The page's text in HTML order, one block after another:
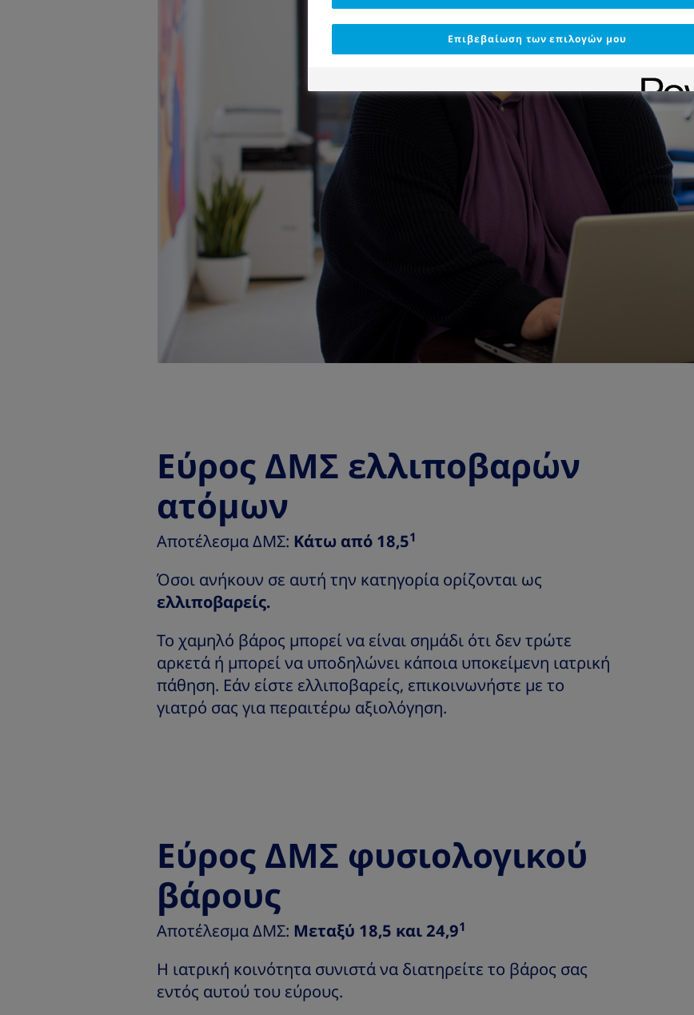
Εύρος ΔΜΣ ελλιποβαρών
ατόμων
Αποτέλεσμα ΔΜΣ: Κάτω από 18,51
Όσοι ανήκουν σε αυτή την κατηγορία ορίζονται ως
ελλιποβαρείς.
Το χαμηλό βάρος μπορεί να είναι σημάδι ότι δεν τρώτε
αρκετά ή μπορεί να υποδηλώνει κάποια υποκείμενη ιατρική
πάθηση. Εάν είστε ελλιποβαρείς, επικοινωνήστε με το
γιατρό σας για περαιτέρω αξιολόγηση.
Εύρος ΔΜΣ φυσιολογικού
βάρους
Αποτέλεσμα ΔΜΣ: Μεταξύ 18,5 και 24,91
Η ιατρική κοινότητα συνιστά να διατηρείτε το βάρος σας
εντός αυτού του εύρους.
Επιβεβαίωση των επιλογών μου